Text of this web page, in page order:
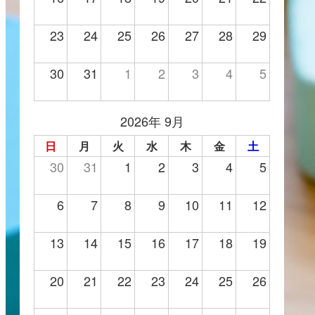
23 24 25 26 27 28 29
30 31 1 2 3 4 5
2026年 9月
日 月 火 水 木 金 土
30 31 1 2 3 4 5
6 7 8 9 10 11 12
13 14 15 16 17 18 19
20 21 22 23 24 25 26